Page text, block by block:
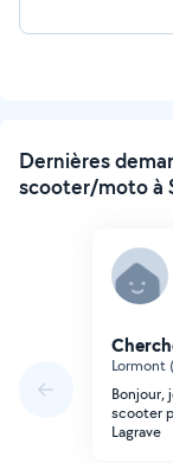
Dernières
scooter/moto à
Lormont
Bonjour,
scooter
Lagrave